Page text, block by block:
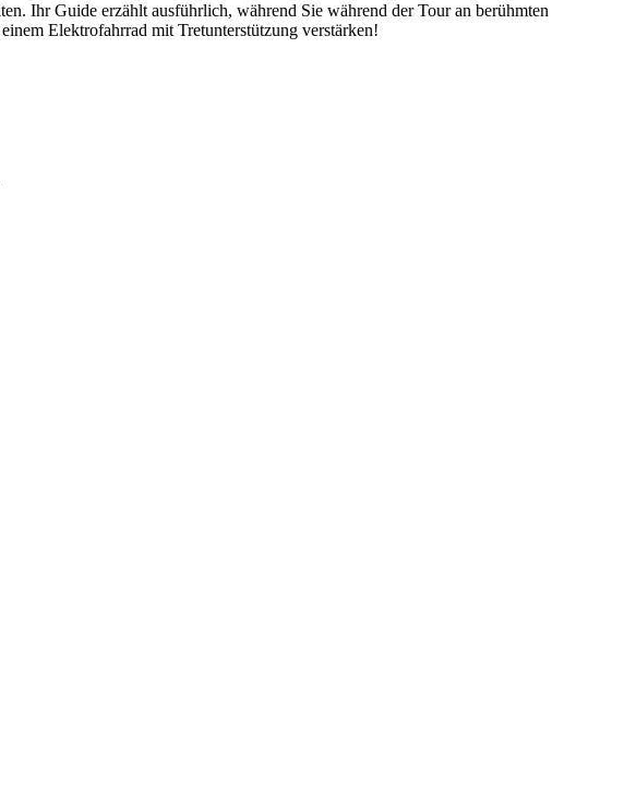
Ihr Guide erzählt ausführlich, während Sie während der Tour an berühmten
Elektrofahrrad mit Tretunterstützung verstärken!